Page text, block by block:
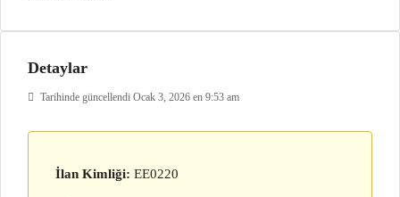
Detaylar
Tarihinde güncellendi Ocak 3, 2026 en 9:53 am
İlan Kimliği: EE0220